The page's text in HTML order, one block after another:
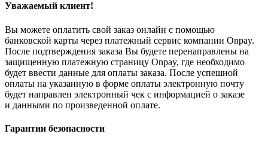
Уважаемый клиент!
Вы можете оплатить свой заказ онлайн с помощью
банковской карты через платежный сервис компании Onpay.
После подтверждения заказа Вы будете перенаправлены на
защищенную платежную страницу Onpay, где необходимо
будет ввести данные для оплаты заказа. После успешной
оплаты на указанную в форме оплаты электронную почту
будет направлен электронный чек с информацией о заказе
и данными по произведенной оплате.
Гарантии безопасности